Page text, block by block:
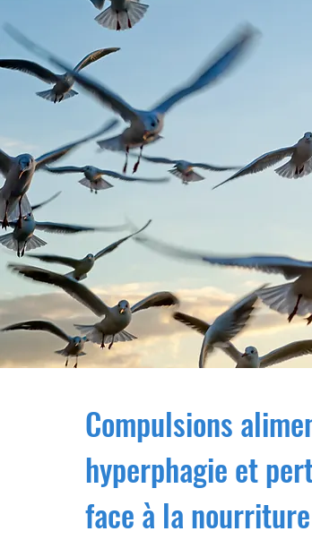
Compulsions
hyperphagie et
face à la nourriture